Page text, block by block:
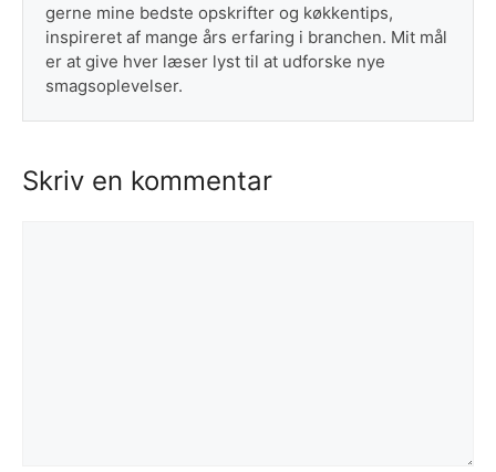
gerne mine bedste opskrifter og køkkentips,
inspireret af mange års erfaring i branchen. Mit mål
er at give hver læser lyst til at udforske nye
smagsoplevelser.
Skriv en kommentar